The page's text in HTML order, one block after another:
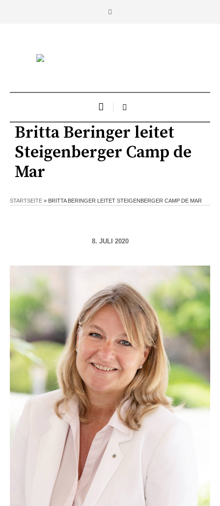
Britta Beringer leitet
Steigenberger Camp de
Mar
STARTSEITE » BRITTA BERINGER LEITET STEIGENBERGER CAMP DE MAR
8. JULI 2020